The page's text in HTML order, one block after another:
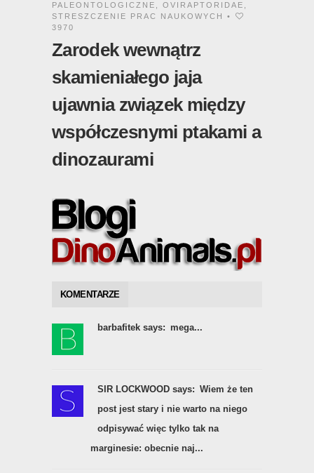
PALEONTOLOGICZNE
OVIRAPTORIDAE
STRESZCZENIE PRAC NAUKOWYCH
•
3970
Zarodek wewnątrz
skamieniałego jaja
ujawnia związek między
współczesnymi ptakami a
dinozaurami
KOMENTARZE
barbafitek says: mega...
SIR LOCKWOOD says: Wiem że ten
post jest stary i nie warto na niego
odpisywać więc tylko tak na
marginesie: obecnie naj...